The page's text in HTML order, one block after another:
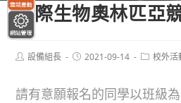
國際生物奧林匹亞
Post設備組長
Post2021-09-14
Post校外活
請有意願報名的同學以班級